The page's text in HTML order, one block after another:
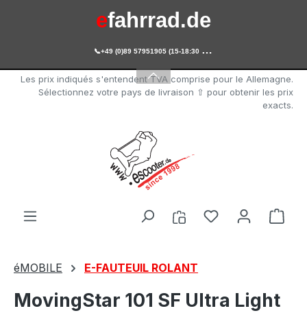
Passer au contenu principal
escooter.de
efahrrad.de

+49 (0)89 57951905 (15-18:30 Uhr)
Les prix indiqués s'entendent TVA comprise pour le Allemagne.
Sélectionnez votre pays de livraison ⇧ pour obtenir les prix
exacts.
Vous avez 0Le
éMOBILE E-FAUTEUIL ROLANT
MovingStar 101 SF Ultra Light